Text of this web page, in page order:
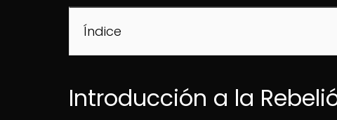
Índice
Introducción a la